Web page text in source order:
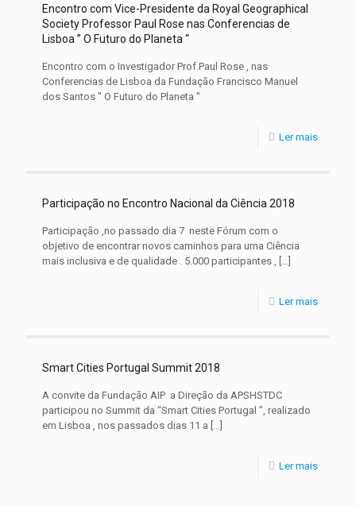
Encontro com Vice-Presidente da Royal Geographical
Society Professor Paul Rose nas Conferencias de
Lisboa ” O Futuro do Planeta “
Encontro com o Investigador Prof.Paul Rose , nas
Conferencias de Lisboa da Fundação Francisco Manuel
dos Santos " O Futuro do Planeta "
Ler mais
Participação no Encontro Nacional da Ciência 2018
Participação ,no passado dia 7 neste Fórum com o
objetivo de encontrar novos caminhos para uma Ciência
mais inclusiva e de qualidade . 5.000 participantes , […]
Ler mais
Smart Cities Portugal Summit 2018
A convite da Fundação AIP a Direção da APSHSTDC
participou no Summit da “Smart Cities Portugal ”, realizado
em Lisboa , nos passados dias 11 a […]
Ler mais